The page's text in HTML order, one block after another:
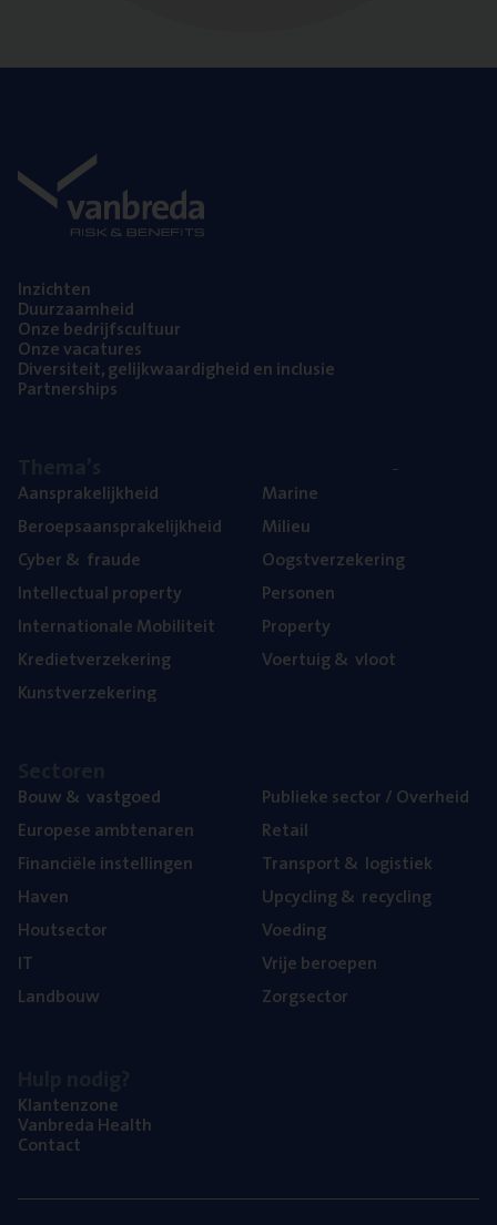
Inzich­ten
Duur­zaam­heid
Onze bedrijfs­cul­tuur
Onze vaca­tu­res
Diver­si­teit, gelijk­waar­dig­heid en inclusie
Part­ner­ships
Aan­spra­ke­lijk­heid
Beroeps­aan­spra­ke­lijk­heid
Cyber& fraude
Intel­lec­tu­al property
Inter­na­ti­o­na­le Mobiliteit
Kre­diet­ver­ze­ke­ring
Kunst­ver­ze­ke­ring
Mari­ne
Mili­eu
Oogst­ver­ze­ke­ring
Per­so­nen
Pro­per­ty
Voer­tuig& vloot
Bouw& vastgoed
Euro­pe­se ambtenaren
Finan­ci­ë­le instellingen
Haven
Hout­sec­tor
IT
Land­bouw
Publie­ke sec­tor / Overheid
Retail
Trans­port& logistiek
Upcy­cling& recycling
Voe­ding
Vrije beroe­pen
Zorg­sec­tor
Klan­ten­zo­ne
Van­b­re­da Health
Con­tact